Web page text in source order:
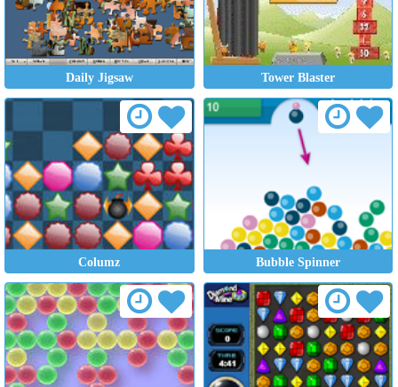
Daily Jigsaw Tower Blaster
Columz Bubble Spinner